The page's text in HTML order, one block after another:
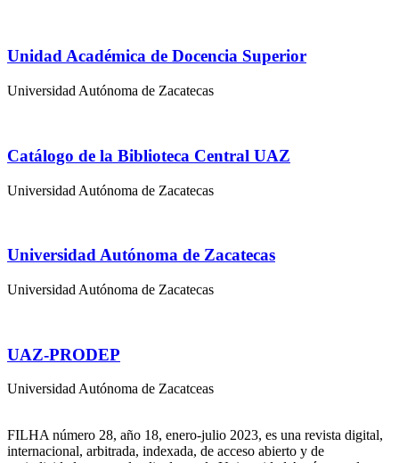
Unidad Académica de Docencia Superior
Universidad Autónoma de Zacatecas
Catálogo de la Biblioteca Central UAZ
Universidad Autónoma de Zacatecas
Universidad Autónoma de Zacatecas
Universidad Autónoma de Zacatecas
UAZ-PRODEP
Universidad Autónoma de Zacatceas
FILHA número 28, año 18, enero-julio 2023, es una revista digital,
internacional, arbitrada, indexada, de acceso abierto y de